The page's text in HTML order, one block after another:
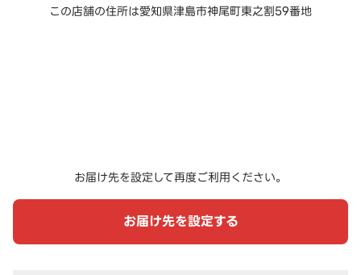
この店舗の住所は愛知県津島市神尾町東之割59番地
お届け先を設定して再度ご利用ください。
お届け先を設定する